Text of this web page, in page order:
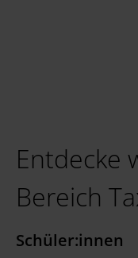
Entdecke
Bereich
Schüler:innen